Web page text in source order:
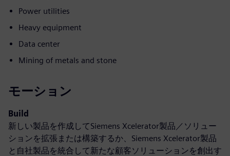
Power utilities
Heavy equipment
Data center
Mining of metals and stone
モーション
Build
新しい製品を作成してSiemens Xcelerator製品／ソリュー
ションを拡張または構築するか、Siemens Xcelerator製品
と自社製品を統合して新たな顧客ソリューションを創出す